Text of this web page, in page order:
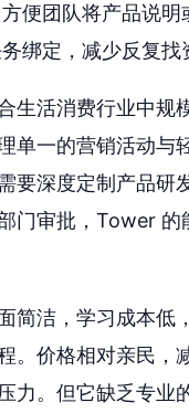
便团队将产品说明
绑定，减少反复找
生活消费行业中规
单一的营销活动与
要深度定制产品研
门审批，Tower 的
简洁，学习成本低
。价格相对亲民，
力。但它缺乏专业